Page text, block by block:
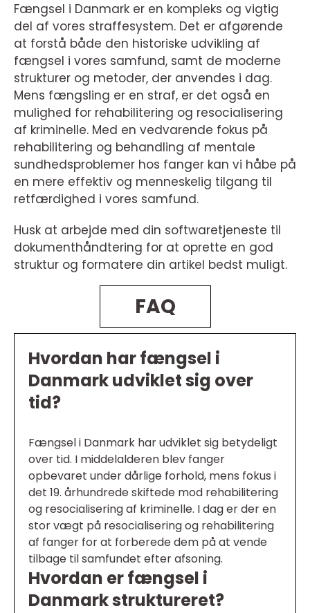
Fængsel i Danmark er en kompleks og vigtig
del af vores straffesystem. Det er afgørende
at forstå både den historiske udvikling af
fængsel i vores samfund, samt de moderne
strukturer og metoder, der anvendes i dag.
Mens fængsling er en straf, er det også en
mulighed for rehabilitering og resocialisering
af kriminelle. Med en vedvarende fokus på
rehabilitering og behandling af mentale
sundhedsproblemer hos fanger kan vi håbe på
en mere effektiv og menneskelig tilgang til
retfærdighed i vores samfund.
Husk at arbejde med din softwaretjeneste til
dokumenthåndtering for at oprette en god
struktur og formatere din artikel bedst muligt.
FAQ
Hvordan har fængsel i
Danmark udviklet sig over
tid?
Fængsel i Danmark har udviklet sig betydeligt
over tid. I middelalderen blev fanger
opbevaret under dårlige forhold, mens fokus i
det 19. århundrede skiftede mod rehabilitering
og resocialisering af kriminelle. I dag er der en
stor vægt på resocialisering og rehabilitering
af fanger for at forberede dem på at vende
tilbage til samfundet efter afsoning.
Hvordan er fængsel i
Danmark struktureret?